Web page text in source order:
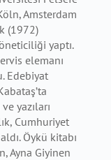
Amsterdam
(1972)
yaptı.
elemanı
Edebiyat
yazıları
Cumhuriyet
Öykü kitabı
Ayna Giyinen